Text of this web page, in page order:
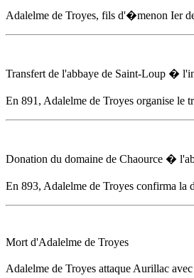
Adalelme de Troyes, fils d'�menon Ier
Transfert de l'abbaye de Saint-Loup �
En 891 , Adalelme de Troyes organise le
Donation du domaine de Chaource �
En 893, Adalelme de Troyes confirma la
Mort d'Adalelme de Troyes
Adalelme de Troyes attaque Aurillac